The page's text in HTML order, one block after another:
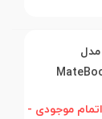
مدل
موجودی -